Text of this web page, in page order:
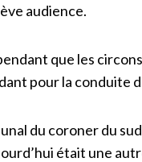
audience.
que les
pour la conduite
du coroner du
était une